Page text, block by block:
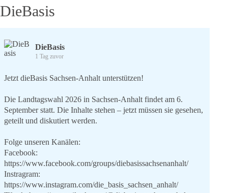
NRW
DieBasis
DieBasis
1 Tag zuvor
Jetzt dieBasis Sachsen-Anhalt unterstützen!
Die Landtagswahl 2026 in Sachsen-Anhalt findet am 6.
September statt. Die Inhalte stehen – jetzt müssen sie gesehen,
geteilt und diskutiert werden.
Folge unseren Kanälen:
Facebook:
https://www.facebook.com/groups/diebasissachsenanhalt/
Instragram:
https://www.instagram.com/die_basis_sachsen_anhalt/